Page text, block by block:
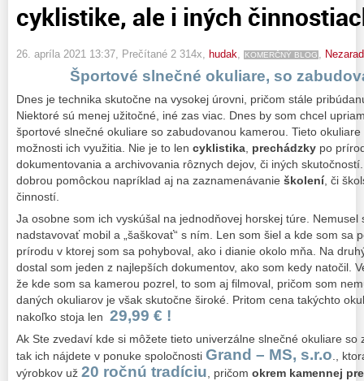
cyklistike, ale i iných
26. apríla 2021 13:37 , Prečítané 2 314x, hudak KOMERČNÝ BLOG
Športové slnečné okuliare, so
Dnes je technika skutočne na vysokej úrovni, pričom stále
Niektoré sú menej užitočné, iné zas viac. Dnes by som chcel
športové slnečné okuliare so zabudovanou kamerou. Tieto
možnosti ich využitia. Nie je to len cyklistika prechádzky po
dokumentovania a archivovania rôznych dejov, či iných
dobrou pomôckou napríklad aj na zaznamenávanie školení, či
činností.
Ja osobne som ich vyskúšal na jednodňovej horskej túre.
nadstavovať mobil a „šaškovať“ s ním. Len som šiel a kde som sa
prírodu v ktorej som sa pohyboval, ako i dianie okolo mňa. Na
dostal som jeden z najlepších dokumentov, ako som kedy natočil.
že kde som sa kamerou pozrel, to som aj filmoval, pričom som
daných okuliarov je však skutočne široké. Pritom cena takýchto
nakoľko stoja len 29,99 € !
Ak Ste zvedaví kde si môžete tieto univerzálne slnečné okuliare
tak ich nájdete v ponuke spoločnosti Grand – MS, s.r.o .,
výrobkov už 20 ročnú tradíciu , pričom okrem kamennej